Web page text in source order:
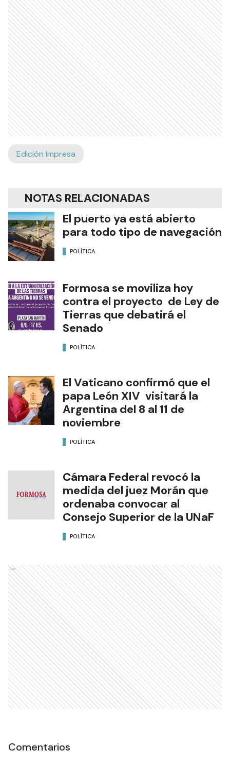
Edición Impresa
NOTAS RELACIONADAS
El puerto ya está abierto
para todo tipo de navegación
POLÍTICA
Formosa se moviliza hoy
contra el proyecto de Ley de
Tierras que debatirá el
Senado
POLÍTICA
El Vaticano confirmó que el
papa León XIV visitará la
Argentina del 8 al 11 de
noviembre
POLÍTICA
Cámara Federal revocó la
medida del juez Morán que
ordenaba convocar al
Consejo Superior de la UNaF
POLÍTICA
Ads
Comentarios